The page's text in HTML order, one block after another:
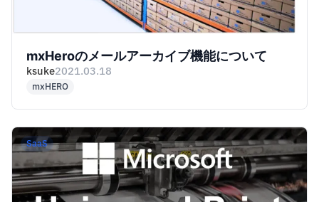
mxHeroのメールアーカイブ機能について
ksuke2021.03.18
mxHERO
SaaS